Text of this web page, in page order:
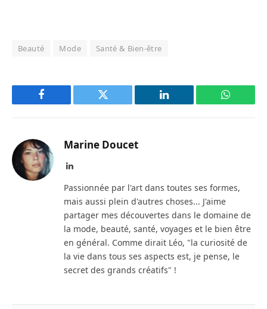
Beauté Mode Santé & Bien-être
Facebook Twitter LinkedIn
Marine Doucet
LinkedIn
Passionnée par l'art dans toutes ses formes,
mais aussi plein d'autres choses... J'aime
partager mes découvertes dans le domaine de
la mode, beauté, santé, voyages et le bien être
en général. Comme dirait Léo, "la curiosité de
la vie dans tous ses aspects est, je pense, le
secret des grands créatifs" !